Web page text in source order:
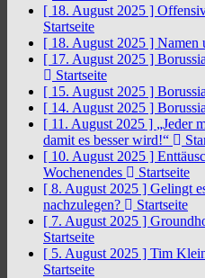
[ 18. August 2025 ]
Startseite
[ 18. August 2025 ] Namen
[ 17. August 2025 ]
Startseite
[ 15. August 2025 ]
[ 14. August 2025 ]
[ 11. August 2025 ] „Jeder
damit es besser wird!“
[ 10. August 2025 ]
Wochenendes
Startseite
[ 8. August 2025 ] Gelingt
nachzulegen?
Startseite
[ 7. August 2025 ]
Startseite
[ 5. August 2025 ] Tim
Startseite